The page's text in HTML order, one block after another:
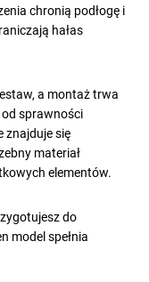
chronią podłogę i
hałas
a montaż trwa
sprawności
znajduje się
materiał
elementów.
do
model spełnia